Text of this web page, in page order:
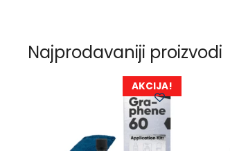
Najprodavaniji proizvodi
AKCIJA!